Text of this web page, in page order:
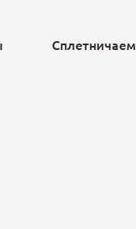
Сплетничаем